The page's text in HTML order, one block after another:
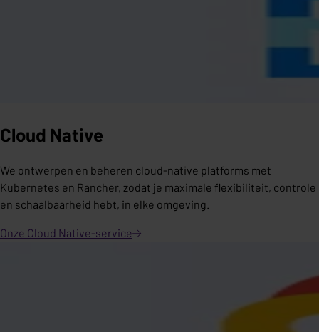
Cloud Native
We ontwerpen en beheren cloud-native platforms met
Kubernetes en Rancher, zodat je maximale flexibiliteit, controle
en schaalbaarheid hebt, in elke omgeving.
Onze Cloud Native-service